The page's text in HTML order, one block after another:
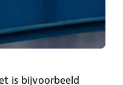
is bijvoorbeeld